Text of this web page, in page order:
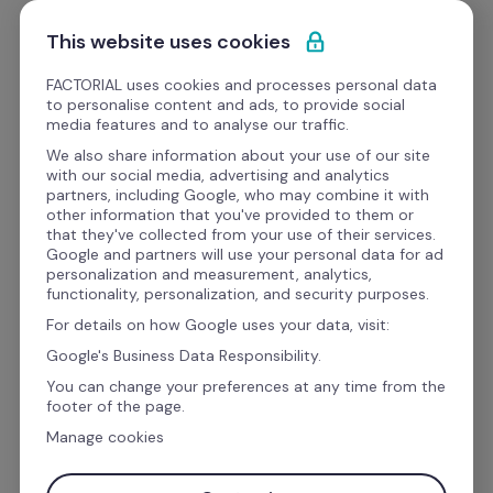
Passa al contenuto
Comincia gratis
eBooks
Gestione dei talenti
Guida all'onboarding
perfetto per aziende in
crescita
Un onboarding poco curato può costarti più di
quanto pensi.
This website uses cookies
FACTORIAL uses cookies and processes personal data
to personalise content and ads, to provide social
media features and to analyse our traffic.
We also share information about your use of our site
with our social media, advertising and analytics
partners, including Google, who may combine it with
other information that you've provided to them or
that they've collected from your use of their services.
Google and partners will use your personal data for ad
personalization and measurement, analytics,
functionality, personalization, and security purposes.
For details on how Google uses your data, visit:
Google's Business Data Responsibility.
You can change your preferences at any time from the
footer of the page.
Manage cookies